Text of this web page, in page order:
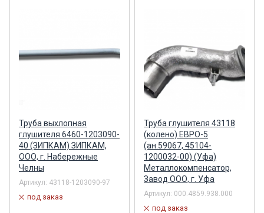
Труба выхлопная
глушителя 6460-1203090-
40 (ЗИПКАМ) ЗИПКАМ,
ООО, г. Набережные
Челны
Артикул: 43118-1203090-97
под заказ
Труба глушителя 43118
(колено) ЕВРО-5
(ан.59067, 45104-
1200032-00) (Уфа)
Металлокомпенсатор,
Завод ООО, г. Уфа
Артикул: 000.4859.938.000
под заказ